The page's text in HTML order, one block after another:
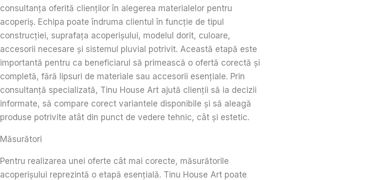
consultanța oferită clienților în alegerea materialelor pentru
acoperiș. Echipa poate îndruma clientul în funcție de tipul
construcției, suprafața acoperișului, modelul dorit, culoare,
accesorii necesare și sistemul pluvial potrivit. Această etapă este
importantă pentru ca beneficiarul să primească o ofertă corectă și
completă, fără lipsuri de materiale sau accesorii esențiale. Prin
consultanță specializată, Tinu House Art ajută clienții să ia decizii
informate, să compare corect variantele disponibile și să aleagă
produse potrivite atât din punct de vedere tehnic, cât și estetic.
Măsurători
Pentru realizarea unei oferte cât mai corecte, măsurătorile
acoperișului reprezintă o etapă esențială. Tinu House Art poate